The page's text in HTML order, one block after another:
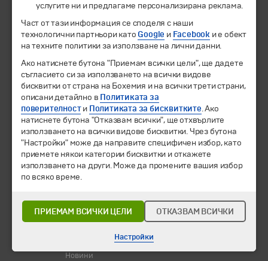
Екскурзии и почивки
Календар
Всички програми от А до Я
Промоции
Горещи оферти
Потвърдени дати
Празници
Оферта на деня
Туристически обекти
Хотелски резервации
Новини
услугите ни и предлагаме персонализирана реклама.
Част от тази информация се споделя с наши
технологични партньори като Google и Facebook и е обект
на техните политики за използване на лични данни.
Ако натиснете бутона "Приемам всички цели", ще дадете
съгласието си за използването на всички видове
бисквитки от страна на Бохемия и на всички трети страни,
описани детайлно в Политиката за
поверителности Политиката за бисквитките. Ако
натиснете бутона "Отказвам всички", ще отхвърлите
използването на всички видове бисквитки. Чрез бутона
"Настройки" може да направите специфичен избор, като
приемете някои категории бисквитки и откажете
използването на други. Може да промените вашия избор
по всяко време.
ПРИЕМАМ ВСИЧКИ ЦЕЛИ ОТКАЗВАМ ВСИЧКИ
Настройки